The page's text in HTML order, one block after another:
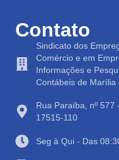
Contato
Sindicato dos
Comércio e em
Informações e
Contábeis de Marília
Rua Paraíba, nº 577
17515-110
Seg à Qui - Das